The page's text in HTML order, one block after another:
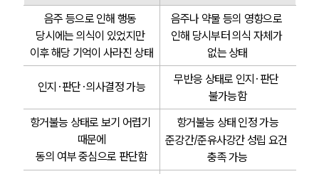
음주 등으로 인해 행동
당시에는 의식이 있었지만
이후 해당 기억이 사라진 상태
음주나 약물 등의 영향으로
인해 당시부터 의식 자체가
없는 상태
인지·판단·의사결정 가능
무반응 상태로 인지·판단
불가능함
항거불능 상태로 보기 어렵기
때문에
동의 여부 중심으로 판단함
항거불능 상태 인정 가능
준강간/준유사강간 성립 요건
충족 가능